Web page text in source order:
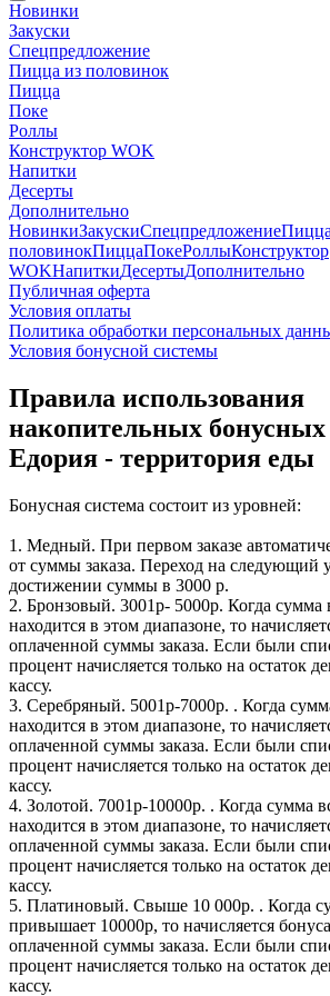
Новинки
Закуски
Спецпредложение
Пицца из половинок
Пицца
Поке
Роллы
Конструктор WOK
Напитки
Десерты
Дополнительно
НовинкиЗакускиСпецпредложение
половинокПиццаПокеРоллыКонструктор
WOKНапиткиДесертыДополнительно
Публичная оферта
Условия оплаты
Политика обработки персональных
Условия бонусной системы
Правила использования
накопительных бонусных
Едория - территория еды
Бонусная система состоит из уровней:
1. Медный. При первом заказе
от суммы заказа. Переход на следующий
достижении суммы в 3000 р.
2. Бронзовый. 3001р- 5000р. Когда сумма
находится в этом диапазоне, то
оплаченной суммы заказа. Если были
процент начисляется только на остаток
кассу.
3. Серебряный. 5001р-7000р. . Когда
находится в этом диапазоне, то
оплаченной суммы заказа. Если были
процент начисляется только на остаток
кассу.
4. Золотой. 7001р-10000р. . Когда сумма
находится в этом диапазоне, то
оплаченной суммы заказа. Если были
процент начисляется только на остаток
кассу.
5. Платиновый. Свыше 10 000р. . Когда
привышает 10000р, то начисляется
оплаченной суммы заказа. Если были
процент начисляется только на остаток
кассу.